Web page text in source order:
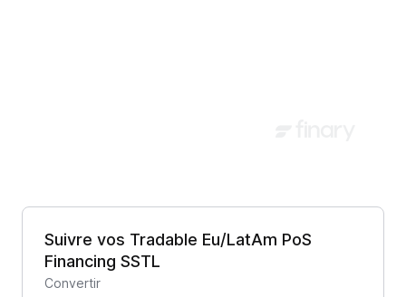
Suivre vos Tradable Eu/LatAm PoS
Financing SSTL
Convertir